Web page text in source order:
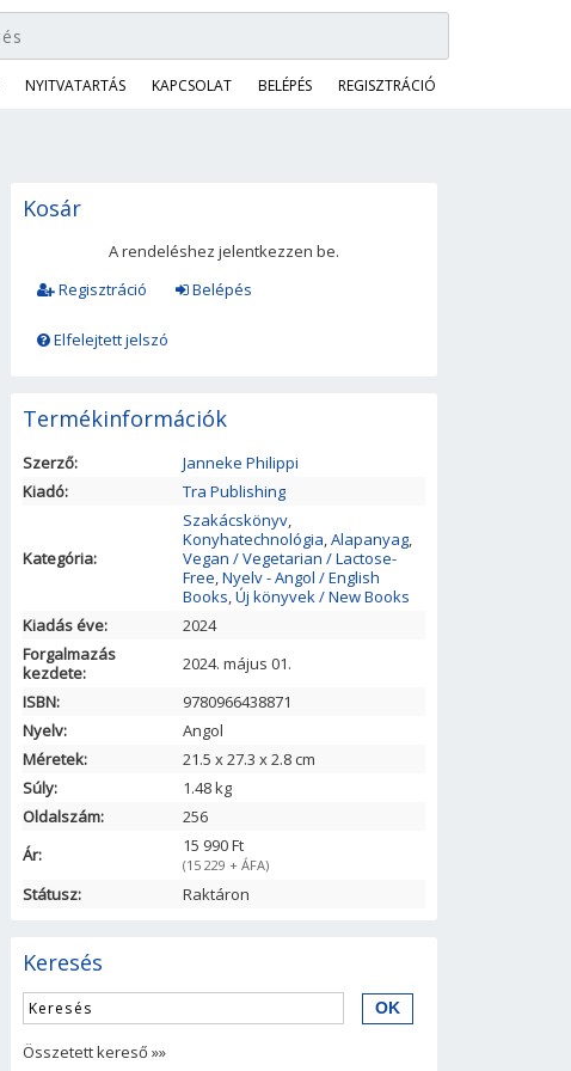
NYITVATARTÁS KAPCSOLAT BELÉPÉS REGISZTRÁCIÓ
Kosár
A rendeléshez jelentkezzen be.
Regisztráció
Belépés
Elfelejtett jelszó
Termékinformációk
Szerző:
Janneke Philippi
Kiadó:
Tra Publishing
Kategória:
Szakácskönyv,
Konyhatechnológia,Alapanyag,
Vegan / Vegetarian / Lactose-
Free,Nyelv - Angol / English
Books,Új könyvek / New Books
Kiadás éve:
2024
Forgalmazás
kezdete:
2024. május 01.
ISBN:
9780966438871
Nyelv:
Angol
Méretek:
21.5 x27.3 x2.8cm
Súly:
1.48 kg
Oldalszám:
256
Ár:
15 990 Ft
(15 229 + ÁFA)
Státusz: Raktáron
Keresés
Összetett kereső »»